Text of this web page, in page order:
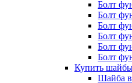
Болт
Болт
Болт
Болт
Болт
Болт
Купить
Шайба